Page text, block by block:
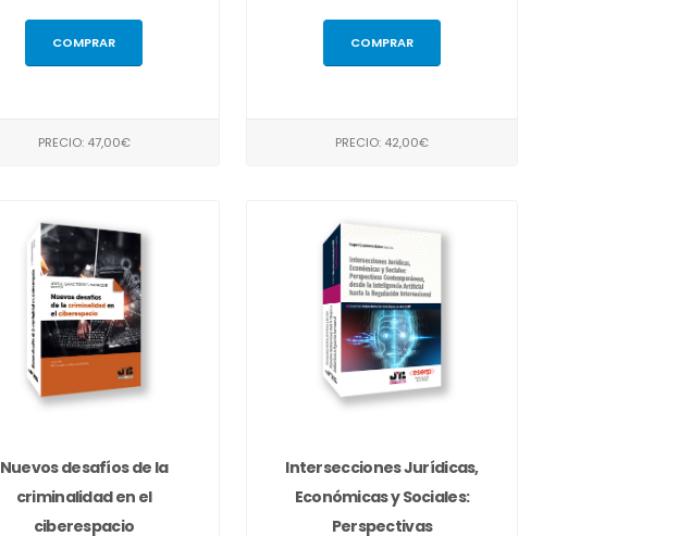
COMPRAR
PRECIO: 47,00€
COMPRAR
PRECIO: 42,00€
Nuevos desafíos de la
criminalidad en el
ciberespacio
Intersecciones Jurídicas,
Económicas y Sociales:
Perspectivas